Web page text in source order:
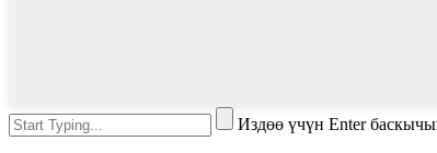
Издөө үчүн Enter